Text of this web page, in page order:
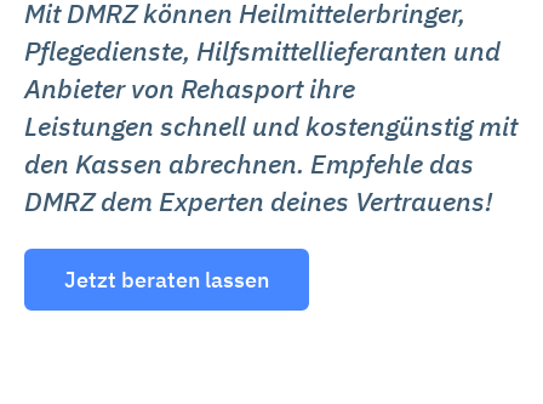
Mit DMRZ können Heilmittelerbringer,
Pflegedienste, Hilfsmittellieferanten und
Anbieter von Rehasport ihre
Leistungen schnell und kostengünstig mit
den Kassen abrechnen. Empfehle das
DMRZ dem Experten deines Vertrauens!
Jetzt beraten lassen